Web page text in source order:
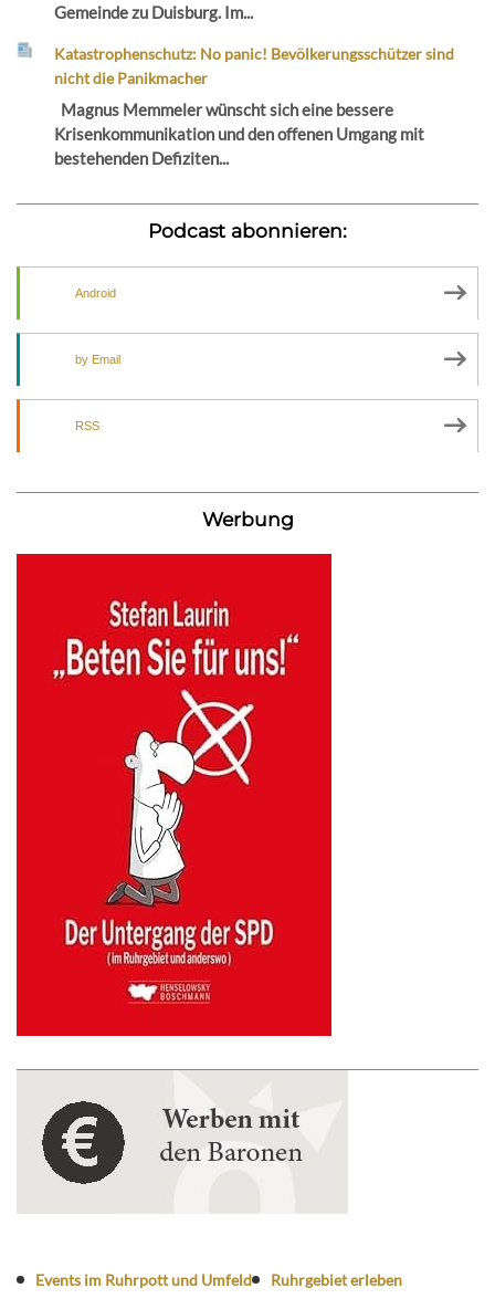
Gemeinde zu Duisburg. Im...
Katastrophenschutz: No panic! Bevölkerungsschützer sind
nicht die Panikmacher
Magnus Memmeler wünscht sich eine bessere
Krisenkommunikation und den offenen Umgang mit
bestehenden Defiziten...
Podcast abonnieren:
Android
by Email
RSS
Werbung
Events im Ruhrpott und Umfeld
Ruhrgebiet erleben